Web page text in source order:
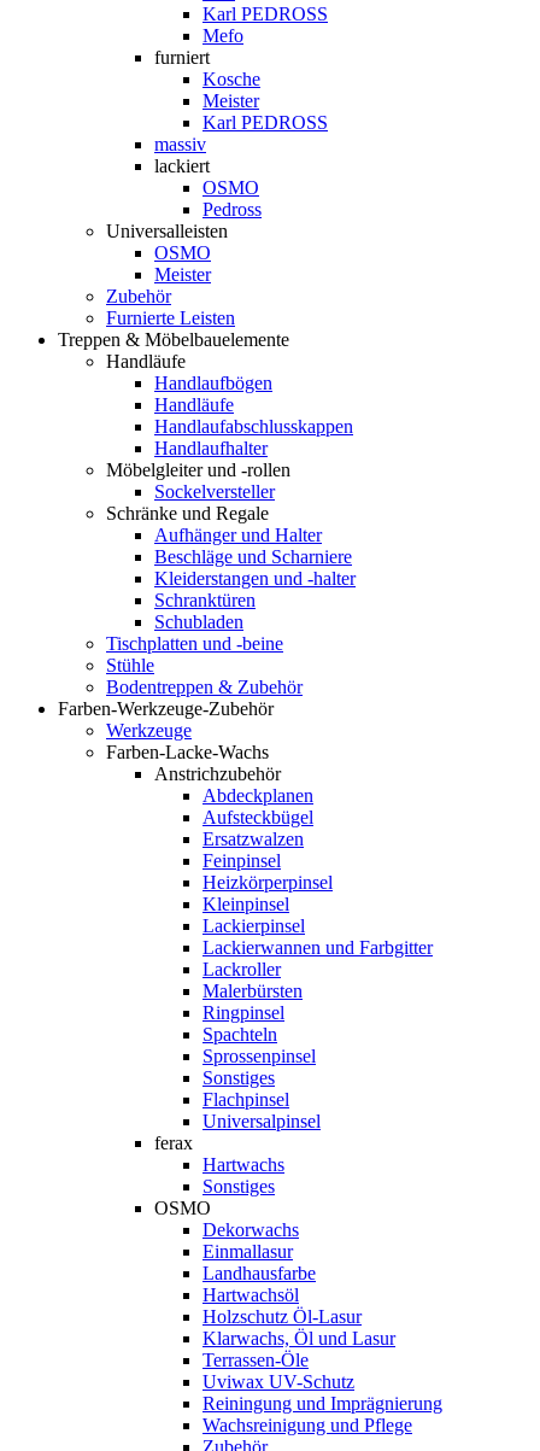
Karl PEDROSS
Mefo
furniert
Kosche
Meister
Karl PEDROSS
massiv
lackiert
OSMO
Pedross
Universalleisten
OSMO
Meister
Zubehör
Furnierte Leisten
Treppen & Möbelbauelemente
Handläufe
Handlaufbögen
Handläufe
Handlaufabschlusskappen
Handlaufhalter
Möbelgleiter und -rollen
Sockelversteller
Schränke und Regale
Aufhänger und Halter
Beschläge und Scharniere
Kleiderstangen und -halter
Schranktüren
Schubladen
Tischplatten und -beine
Stühle
Bodentreppen & Zubehör
Farben-Werkzeuge-Zubehör
Werkzeuge
Farben-Lacke-Wachs
Anstrichzubehör
Abdeckplanen
Aufsteckbügel
Ersatzwalzen
Feinpinsel
Heizkörperpinsel
Kleinpinsel
Lackierpinsel
Lackierwannen und Farbgitter
Lackroller
Malerbürsten
Ringpinsel
Spachteln
Sprossenpinsel
Sonstiges
Flachpinsel
Universalpinsel
ferax
Hartwachs
Sonstiges
OSMO
Dekorwachs
Einmallasur
Landhausfarbe
Hartwachsöl
Holzschutz Öl-Lasur
Klarwachs, Öl und Lasur
Terrassen-Öle
Uviwax UV-Schutz
Reiningung und Imprägnierung
Wachsreinigung und Pflege
Zubehör